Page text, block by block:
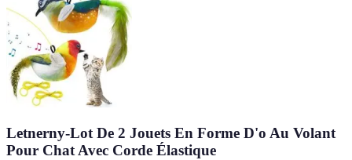
Letnerny-Lot De 2 Jouets En Forme D'o Au Volant
Pour Chat Avec Corde Élastique